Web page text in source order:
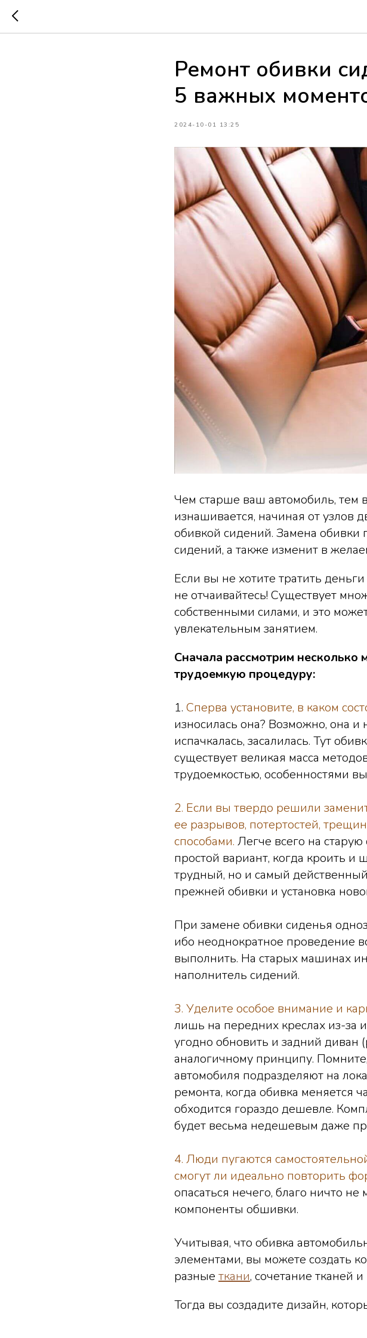
Ремонт обивки
5 важных
2024-10-01 13:25
Чем старше ваш автомобиль, тем
изнашивается, начиная от узлов
обивкой сидений. Замена обивки
сидений, а также изменит в
Если вы не хотите тратить
не отчаивайтесь! Существует
собственными силами, и это
увлекательным занятием.
Сначала рассмотрим несколько
трудоемкую процедуру:
1. Сперва установите, в каком
износилась она? Возможно, она и
испачкалась, засалилась. Тут
существует великая масса
трудоемкостью, особенностями
2. Если вы твердо решили
ее разрывов, потертостей,
способами. Легче всего на
простой вариант, когда кроить
трудный, но и самый
прежней обивки и установка
При замене обивки сиденья
ибо неоднократное проведение
выполнить. На старых машинах
наполнитель сидений.
3. Уделите особое внимание и
лишь на передних креслах из-за
угодно обновить и задний диван
аналогичному принципу.
автомобиля подразделяют на
ремонта, когда обивка меняется
обходится гораздо дешевле.
будет весьма недешевым даже
4. Люди пугаются
смогут ли идеально повторить
опасаться нечего, благо ничто
компоненты обшивки.
Учитывая, что обивка
элементами, вы можете создать
разные ткани, сочетание тканей
Тогда вы создадите дизайн,